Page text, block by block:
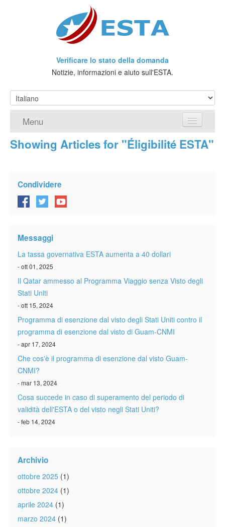
Verificare lo stato della domanda
Notizie, informazioni e aiuto sull'ESTA.
Menu
Home
Che cos'è l'ESTA?
Viaggio senza Visto
ESTA info
Contatto
Showing Articles for "Éligibilité ESTA"
Condividere
Messaggi
La tassa governativa ESTA aumenta a 40 dollari
- ott 01, 2025
Il Qatar ammesso al Programma Viaggio senza Visto degli
Stati Uniti
- ott 15, 2024
Programma di esenzione dal visto degli Stati Uniti contro il
programma di esenzione dal visto di Guam-CNMI
- apr 17, 2024
Che cos'è il programma di esenzione dal visto Guam-
CNMI?
- mar 13, 2024
Cosa succede in caso di superamento del periodo di
validità dell'ESTA o del visto negli Stati Uniti?
- feb 14, 2024
Archivio
ottobre 2025 (1)
ottobre 2024 (1)
aprile 2024 (1)
marzo 2024 (1)